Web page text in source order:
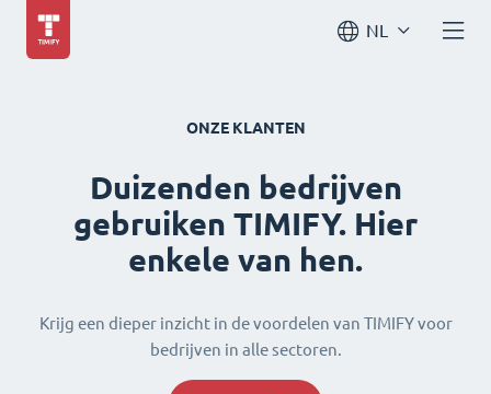
NL
ONZE KLANTEN
Duizenden bedrijven
gebruiken TIMIFY. Hier
enkele van hen.
Krijg een dieper inzicht in de voordelen van TIMIFY voor
bedrijven in alle sectoren.